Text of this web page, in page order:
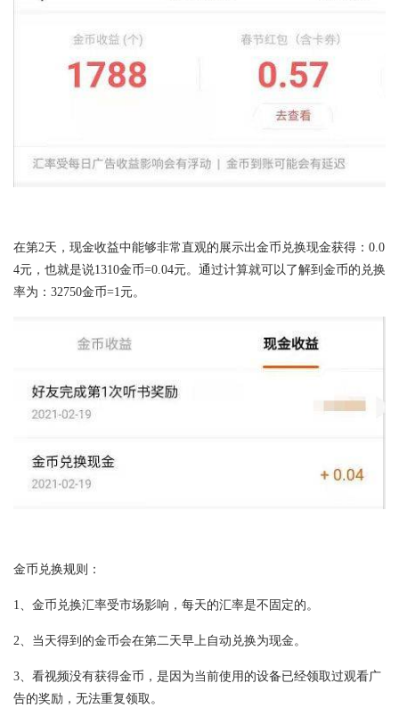
在第2天，现金收益中能够非常直观的展示出金币兑换现金获得：0.0
4元，也就是说1310金币=0.04元。通过计算就可以了解到金币的兑换
率为：32750金币=1元。
金币兑换规则：
1、金币兑换汇率受市场影响，每天的汇率是不固定的。
2、当天得到的金币会在第二天早上自动兑换为现金。
3、看视频没有获得金币，是因为当前使用的设备已经领取过观看广
告的奖励，无法重复领取。